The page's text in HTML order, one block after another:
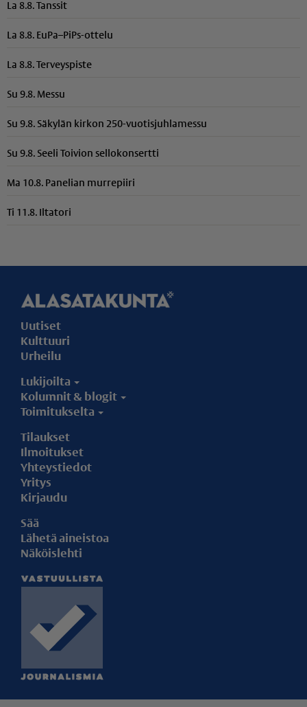
La 8.8. Tanssit
La 8.8. EuPa–PiPs-ottelu
La 8.8. Terveyspiste
Su 9.8. Messu
Su 9.8. Säkylän kirkon 250-vuotisjuhlamessu
Su 9.8. Seeli Toivion sellokonsertti
Ma 10.8. Panelian murrepiiri
Ti 11.8. Iltatori
Uutiset
Kulttuuri
Urheilu
Lukijoilta
Kolumnit & blogit
Toimitukselta
Tilaukset
Ilmoitukset
Yhteystiedot
Yritys
Kirjaudu
Sää
Lähetä aineistoa
Näköislehti